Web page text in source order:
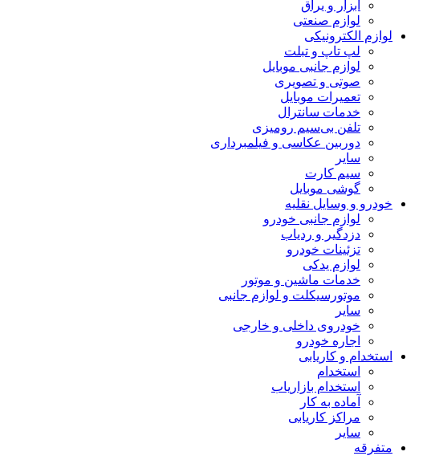
ابزار و یراق
لوازم صنعتی
لوازم الکترونیکی
لپ تاپ و تبلت
لوازم جانبی موبایل
صوتی و تصویری
تعمیرات موبایل
خدمات سانترال
تلفن بی‌سیم رومیزی
دوربین عکاسی و فیلمبرداری
سایر
سیم کارت
گوشی موبایل
خودرو و وسایل نقلیه
لوازم جانبی خودرو
دزدگیر و ردیاب
تزئینات خودرو
لوازم یدکی
خدمات ماشین و موتور
موتورسیکلت و لوازم جانبی
سایر
خودروی داخلی و خارجی
اجاره خودرو
استخدام و کاریابی
استخدام
استخدام بازاریاب
آماده به کار
مراکز کاریابی
سایر
متفرقه